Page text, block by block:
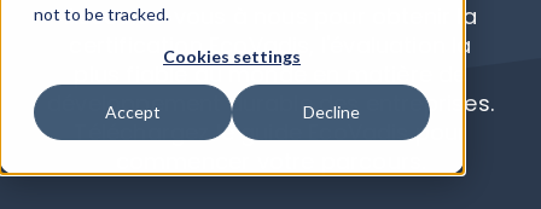
not to be tracked.
Cookies settings
Accept Decline
Associez-vous à nous pour obtenir la
certification EcoVadis, l'évaluation la
plus fiable au monde en matière de
développement durable des entreprises.
Téléchargez le guide EcoVadis pour